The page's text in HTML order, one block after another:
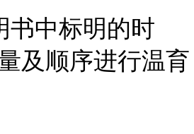
书中标明的时
及顺序进行温育